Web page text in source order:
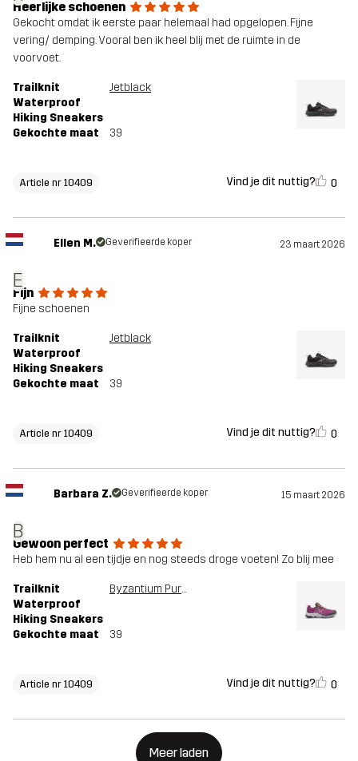
Heerlijke schoenen
Gekocht omdat ik eerste paar helemaal had opgelopen. Fijne
vering/ demping. Vooral ben ik heel blij met de ruimte in de
voorvoet.
Trailknit
Waterproof
Hiking Sneakers
Jetblack
Gekochte maat 39
Article nr 10409 Vind je dit nuttig? 0
E
Ellen M. Geverifieerde koper 23 maart 2026
Fijn
Fijne schoenen
Trailknit
Waterproof
Hiking Sneakers
Jetblack
Gekochte maat 39
Article nr 10409 Vind je dit nuttig? 0
B
Barbara Z. Geverifieerde koper 15 maart 2026
Gewoon perfect
Heb hem nu al een tijdje en nog steeds droge voeten! Zo blij mee
Trailknit
Waterproof
Hiking Sneakers
Byzantium Purple
Gekochte maat 39
Article nr 10409 Vind je dit nuttig? 0
Meer laden